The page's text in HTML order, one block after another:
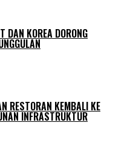
DAN KOREA DORONG
RESTORAN KEMBALI KE
INFRASTRUKTUR